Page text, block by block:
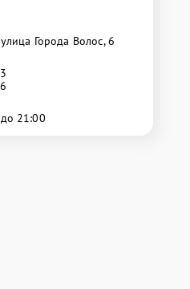
Города Волос, 6
21:00